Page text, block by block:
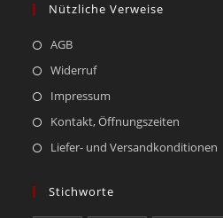
Nützliche Verweise
AGB
Widerruf
Impressum
Kontakt, Öffnungszeiten
Liefer- und Versandkonditionen
Stichworte